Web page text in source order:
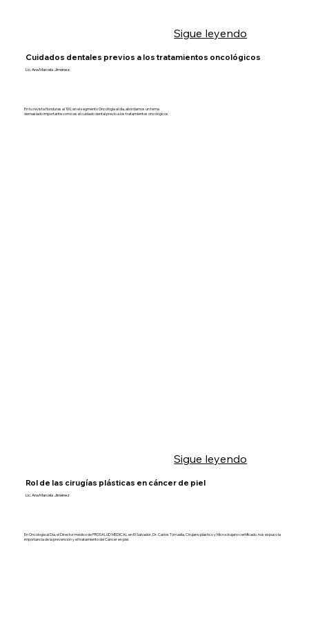
Sigue leyendo
Cuidados dentales previos a los tratamientos oncológicos
Lic. Ana Marcela Jiménez
En tu revista Honduras al 100, en el segmento Oncología al día, abordamos un tema
demasiado importante como es el cuidado dental previo a los tratamientos oncológicos.
Sigue leyendo
Rol de las cirugías plásticas en cáncer de piel
Lic. Ana Marcela Jiménez
En Oncología al Día, el Director médico de PROSALUD MEDICAL en El Salvador, Dr. Carlos Torruella, Cirujano plástico y Microcirujano certificado, nos expuso la
importancia de la prevención y el tratamiento del Cáncer en piel.